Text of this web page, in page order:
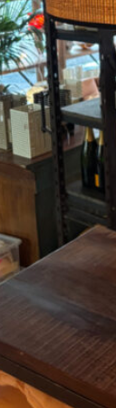
kurv
Se kurvKasse